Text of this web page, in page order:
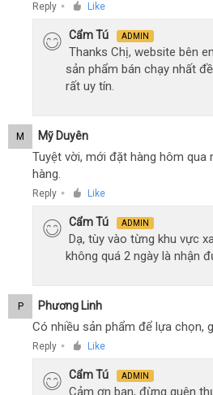
Reply ● Like
Cẩm Tú ADMIN
Thanks Chị, website bên
sản phẩm bán chạy nhất
rất uy tín.
M Mỹ Duyên
Tuyệt vời, mới đặt hàng hôm
hàng.
Reply ● Like
Cẩm Tú ADMIN
Dạ, tùy vào từng khu vực
không quá 2 ngày là nhận
P Phương Linh
Có nhiều sản phẩm để lựa chọn,
Reply ● Like
Cẩm Tú ADMIN
Cảm ơn bạn, đừng quên